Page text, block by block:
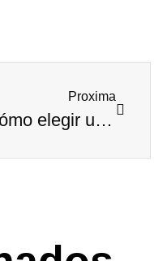
Proxima
Cómo elegir un buen turrón artesano